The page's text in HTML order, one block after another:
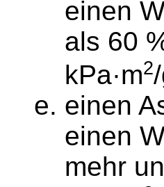
einen
als 60
kPa·m2
einen
einen
mehr